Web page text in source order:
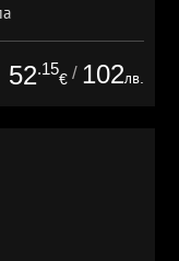
52.15
€ / 102лв.